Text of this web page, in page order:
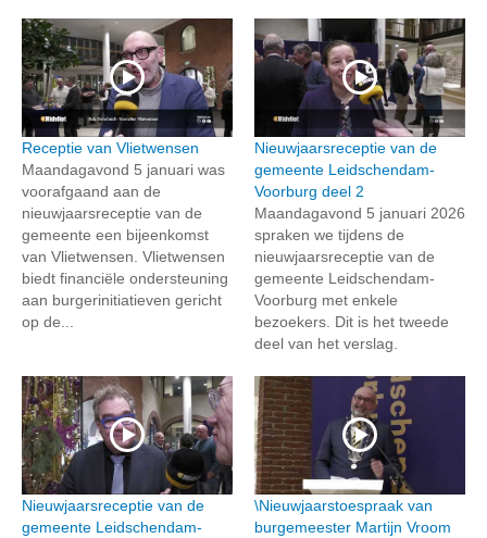
Receptie van Vlietwensen
Maandagavond 5 januari was
voorafgaand aan de
nieuwjaarsreceptie van de
gemeente een bijeenkomst
van Vlietwensen. Vlietwensen
biedt financiële ondersteuning
aan burgerinitiatieven gericht
op de...
Nieuwjaarsreceptie van de
gemeente Leidschendam-
Voorburg deel 2
Maandagavond 5 januari 2026
spraken we tijdens de
nieuwjaarsreceptie van de
gemeente Leidschendam-
Voorburg met enkele
bezoekers. Dit is het tweede
deel van het verslag.
Nieuwjaarsreceptie van de
gemeente Leidschendam-
\Nieuwjaarstoespraak van
burgemeester Martijn Vroom